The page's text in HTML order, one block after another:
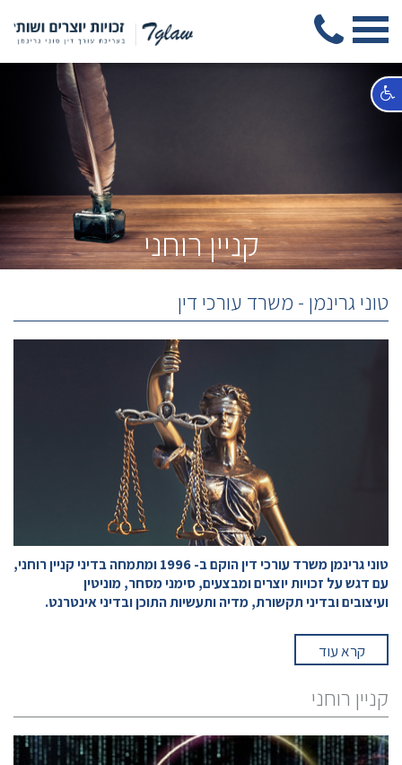
קניין רוחני
תקשורת ומדיה
זכויות
יוצרים,
ואינטרנט
-
עו"ד
טוני
גרינמן
טוני גרינמן - משרד עורכי דין
טוני גרינמן משרד עורכי דין הוקם ב- 1996 ומתמחה בדיני קניין רוחני,
עם דגש על זכויות יוצרים ומבצעים, סימני מסחר, מוניטין
ועיצובים ובדיני תקשורת, מדיה ותעשיות התוכן ובדיני אינטרנט.
קרא עוד
קניין רוחני